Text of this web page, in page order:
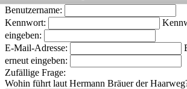
Benutzername:
Kennwort:
eingeben:
E-Mail-Adresse:
erneut eingeben:
Zufällige Frage:
Wohin führt laut Hermann Bräuer der